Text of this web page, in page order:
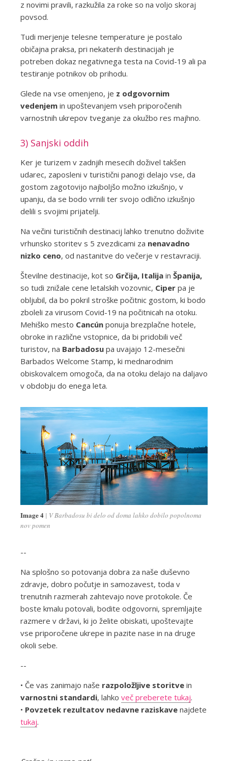
z novimi pravili, razkužila za roke so na voljo skoraj
povsod.
Tudi merjenje telesne temperature je postalo
običajna praksa, pri nekaterih destinacijah je
potreben dokaz negativnega testa na Covid-19 ali pa
testiranje potnikov ob prihodu.
Glede na vse omenjeno, je z odgovornim
vedenjemin upoštevanjem vseh priporočenih
varnostnih ukrepov tveganje za okužbo res majhno.
3) Sanjski oddih
Ker je turizem v zadnjih mesecih doživel takšen
udarec, zaposleni v turistični panogi delajo vse, da
gostom zagotovijo najboljšo možno izkušnjo, v
upanju, da se bodo vrnili ter svojo odlično izkušnjo
delili s svojimi prijatelji.
Na večini turističnih destinacij lahko trenutno doživite
vrhunsko storitev s 5 zvezdicami za nenavadno
nizko ceno, od nastanitve do večerje v restavraciji.
Številne destinacije, kot so Grčija, Italijain Španija,
so tudi znižale cene letalskih vozovnic, Ciperpa je
obljubil, da bo pokril stroške počitnic gostom, ki bodo
zboleli za virusom Covid-19 na počitnicah na otoku.
Mehiško mesto Cancúnponuja brezplačne hotele,
obroke in različne vstopnice, da bi pridobili več
turistov, na Barbadosupa uvajajo 12-mesečni
Barbados Welcome Stamp, ki mednarodnim
obiskovalcem omogoča, da na otoku delajo na daljavo
v obdobju do enega leta.
Image 4
V Barbadosu bi delo od doma lahko dobilo popolnoma
nov pomen
--
Na splošno so potovanja dobra za naše duševno
zdravje, dobro počutje in samozavest, toda v
trenutnih razmerah zahtevajo nove protokole. Če
boste kmalu potovali, bodite odgovorni, spremljajte
razmere v državi, ki jo želite obiskati, upoštevajte
vse priporočene ukrepe in pazite nase in na druge
okoli sebe.
--
• Če vas zanimajo naše razpoložljive storitvein
varnostni standardi, lahko več preberete tukaj.
• Povzetek rezultatov nedavne raziskavenajdete
tukaj.